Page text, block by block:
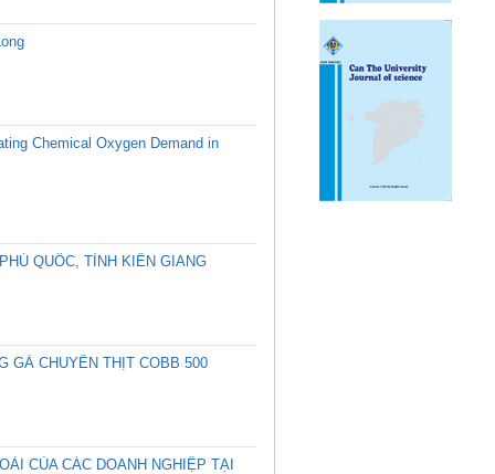
Chemical Oxygen Demand in
QUỐC, TỈNH KIÊN GIANG
GÀ CHUYÊN THỊT COBB 500
CỦA CÁC DOANH NGHIỆP TẠI